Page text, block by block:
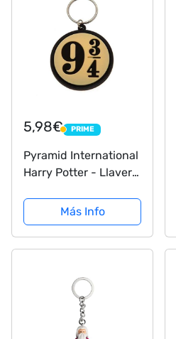
5,98€ PRIME
PRIME
Pyramid International
Harry Potter - Llavero
Más Info